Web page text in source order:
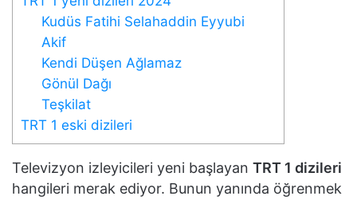
Kudüs Fatihi Selahaddin Eyyubi
Akif
Kendi Düşen Ağlamaz
Gönül Dağı
Teşkilat
TRT 1 eski dizileri
Televizyon izleyicileri yeni başlayan TRT 1 dizileri
hangileri merak ediyor. Bunun yanında öğrenmek